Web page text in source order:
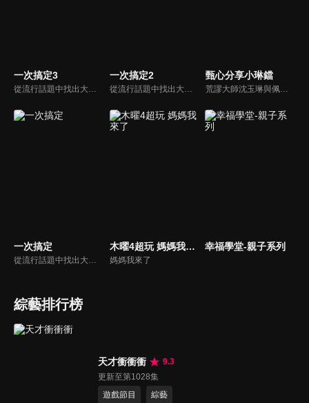
一次搞定3
從流行話題中找出大眾關心的、正在煩惱的問題，由台灣好媳婦佩甄與日本型男風田親身實驗，替觀眾解決生活的大小事，傳授生活密技讓你「一次搞定」！
一次搞定2
從流行話題中找出大眾關心的、正在煩惱的問題，由台灣好媳婦佩甄與日本型男風田親身實驗，替觀眾解決生活的大小事，傳授生活密技讓你「一次搞定」！
甄心分享小琳鐺
荒謬大師沈玉琳與佩甄全新搭檔，兩人幽默十足、幽默風趣地為節目穿針引線，結合各領域的職場達人、專家、明星PK暢談最IN話題，在快速變化的時代給您滿滿含金量的生活好智慧！
一次搞定
從流行話題中找出大眾關心的、正在煩惱的問題，由台灣好媳婦佩甄與日本型男風田親身實驗，替觀眾解決生活的大小事，傳授生活密技讓你「一次搞定」！
木曜4超玩 媽媽我來了
媽媽我來了
幸福學堂-親子系列
綜藝排行榜
天才衝衝衝
9.3
更新至第1028集
遊戲節目
綜藝